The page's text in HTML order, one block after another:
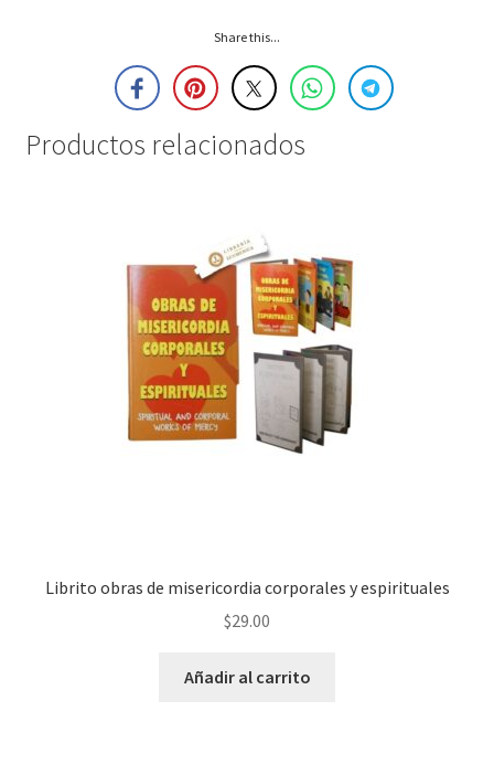
Share this...
Productos relacionados
Librito obras de misericordia corporales y espirituales
$29.00
Añadir al carrito